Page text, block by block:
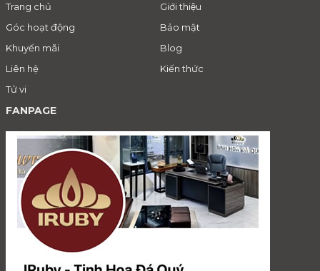
Trang chủ
Giới thiệu
Góc hoạt động
Bảo mật
Khuyến mãi
Blog
Liên hệ
Kiến thức
Tử vi
FANPAGE